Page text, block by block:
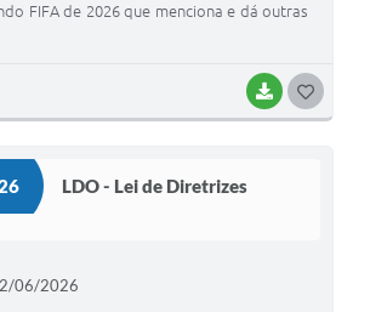
BAIXAR
FIFA de 2026 que menciona e dá outras
LDO - Lei de Diretrizes
06/2026